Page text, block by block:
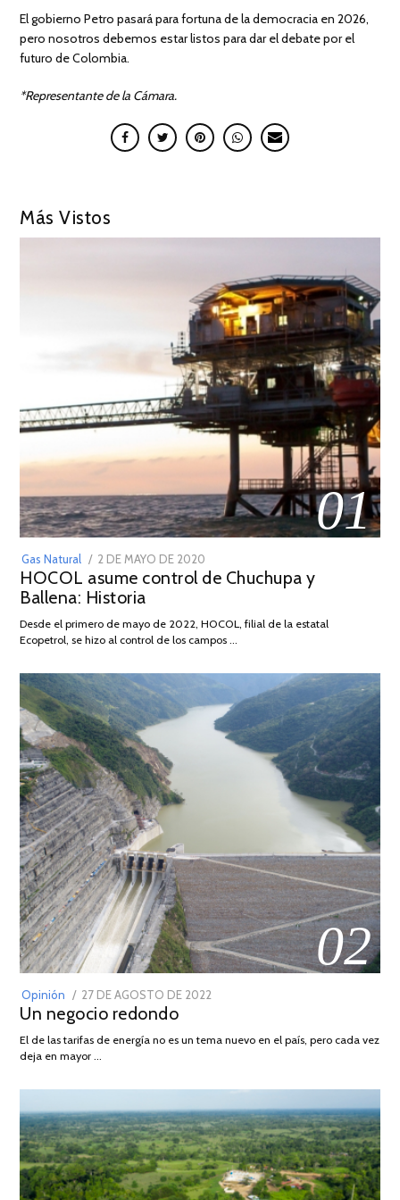
El gobierno Petro pasará para fortuna de la democracia en 2026,
pero nosotros debemos estar listos para dar el debate por el
futuro de Colombia.
*Representante de la Cámara.
Más Vistos
01
Gas Natural
POSTED
ON
2 DE MAYO DE 2020
DE
2026
HOCOL asume control de Chuchupa y
Ballena: Historia
Desde el primero de mayo de 2022, HOCOL, filial de la estatal
Ecopetrol, se hizo al control de los campos …
02
Opinión
POSTED
ON
27 DE AGOSTO DE 2022
DE
Un negocio redondo
El de las tarifas de energía no es un tema nuevo en el país, pero cada vez
deja en mayor …